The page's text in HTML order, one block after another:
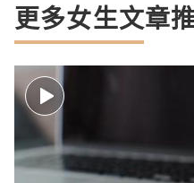
更多女生文章